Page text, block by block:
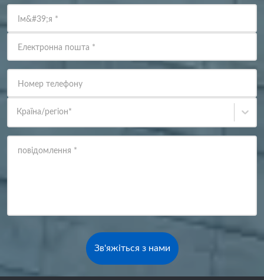
Ім&#39;я *
Електронна пошта *
Номер телефону
Країна/регіон*
повідомлення *
Зв'яжіться з нами